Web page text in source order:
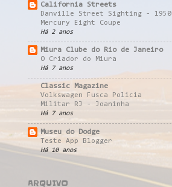
California Streets
Danville Street Sighting - 1950
Mercury Eight Coupe
Há 2 anos
Miura Clube do Rio de Janeiro
O Criador do Miura
Há 7 anos
Classic Magazine
Volkswagen Fusca Policia
Militar RJ - Joaninha
Há 7 anos
Museu do Dodge
Teste App Blogger
Há 10 anos
ARQUIVO